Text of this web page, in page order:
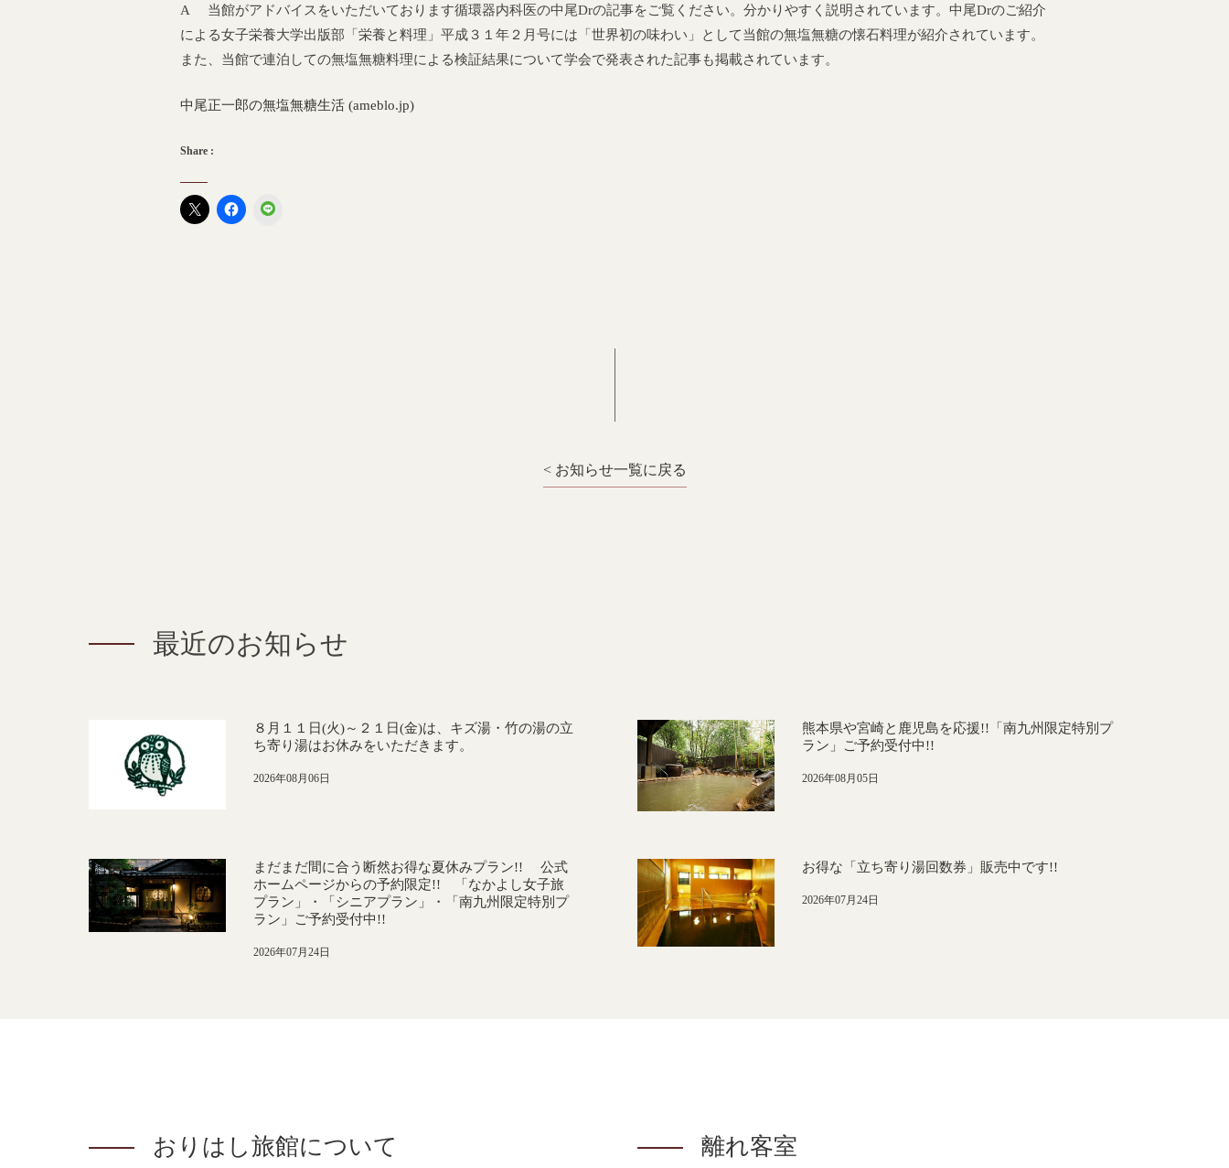
A 当館がアドバイスをいただいております循環器内科医の中尾Drの記事をご覧ください。分かりやすく説明されています。中尾Drのご紹介
による女子栄養大学出版部「栄養と料理」平成３１年２月号には「世界初の味わい」として当館の無塩無糖の懐石料理が紹介されています。
また、当館で連泊しての無塩無糖料理による検証結果について学会で発表された記事も掲載されています。
中尾正一郎の無塩無糖生活 (ameblo.jp)
Share :
< お知らせ一覧に戻る
最近のお知らせ
８月１１日(火)～２１日(金)は、キズ湯・竹の湯の立
ち寄り湯はお休みをいただきます。
2026年08月06日
熊本県や宮崎と鹿児島を応援!!「南九州限定特別プ
ラン」ご予約受付中!!
2026年08月05日
まだまだ間に合う断然お得な夏休みプラン!! 公式
ホームページからの予約限定!! 「なかよし女子旅
プラン」・「シニアプラン」・「南九州限定特別プ
ラン」ご予約受付中!!
2026年07月24日
お得な「立ち寄り湯回数券」販売中です!!
2026年07月24日
おりはし旅館について 離れ客室